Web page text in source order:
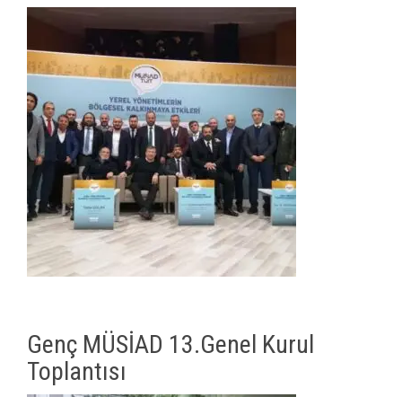
Genç MÜSİAD 13.Genel Kurul
Toplantısı